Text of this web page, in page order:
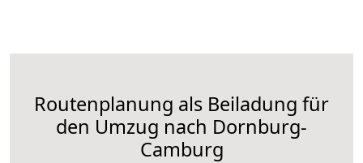
Routenplanung als Beiladung für
den Umzug nach Dornburg-
Camburg